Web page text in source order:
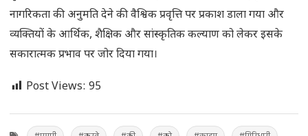
नागरिकता की अनुमति देने की वैश्विक प्रवृत्ति पर प्रकाश डाला गया और
व्यक्तियों के आर्थिक, शैक्षिक और सांस्कृतिक कल्याण को लेकर इसके
सकारात्मक प्रभाव पर जोर दिया गया।
Post Views: 95